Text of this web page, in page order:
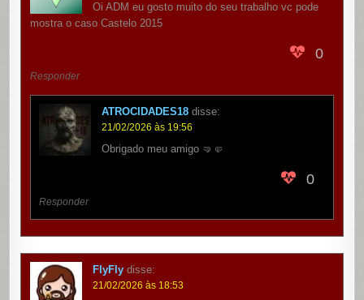
Oi ADM eu gosto muito do seu trabalho vc pode
mostra o caso Castelo 2015
0
Responder
ATROCIDADES18 disse:
21/02/2026 às 19:56
Obrigado meu amigo 🤜🤛
0
Responder
FlyFly disse:
21/02/2026 às 18:53